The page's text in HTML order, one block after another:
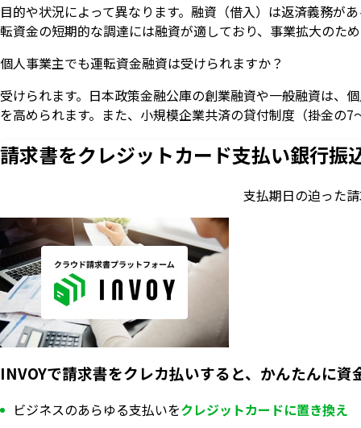
目的や状況によって異なります。融資（借入）は返済義務が
転資金の短期的な調達には融資が適しており、事業拡大のた
個人事業主でも運転資金融資は受けられますか？
受けられます。日本政策金融公庫の創業融資や一般融資は、
を高められます。また、小規模企業共済の貸付制度（掛金の
請求書をクレジットカード支払い銀行振
支払期日の迫った
INVOYで請求書をクレカ払いすると、かんたんに資
ビジネスのあらゆる支払いをクレジットカードに置き換え